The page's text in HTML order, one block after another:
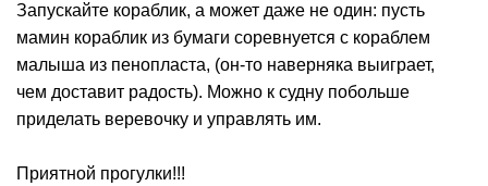
Запускайте кораблик, а может даже не один: пусть
мамин кораблик из бумаги соревнуется с кораблем
малыша из пенопласта, (он-то наверняка выиграет,
чем доставит радость). Можно к судну побольше
приделать веревочку и управлять им.
Приятной прогулки!!!